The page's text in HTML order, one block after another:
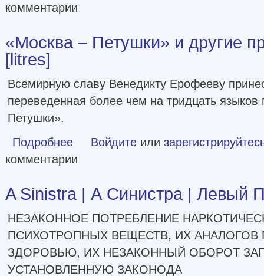
комментарии
«Москва – Петушки» и другие
[litres]
Всемирную славу Венедикту Ерофееву
переведенная более чем на тридцать
Петушки».
Подробнее о «Москва – Петушки» и другие произведения [litres]
Войдите или
комментарии
A Sinistra | А Синистра | Левый
НЕЗАКОННОЕ ПОТРЕБЛЕНИЕ
ПСИХОТРОПНЫХ ВЕЩЕСТВ, ИХ АНАЛОГОВ
ЗДОРОВЬЮ, ИХ НЕЗАКОННЫЙ ОБОРОТ
УСТАНОВЛЕННУЮ ЗАКОНОДА